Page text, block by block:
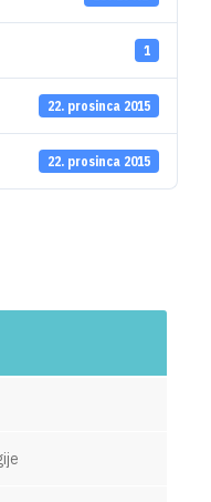
1
22. prosinca 2015
22. prosinca 2015